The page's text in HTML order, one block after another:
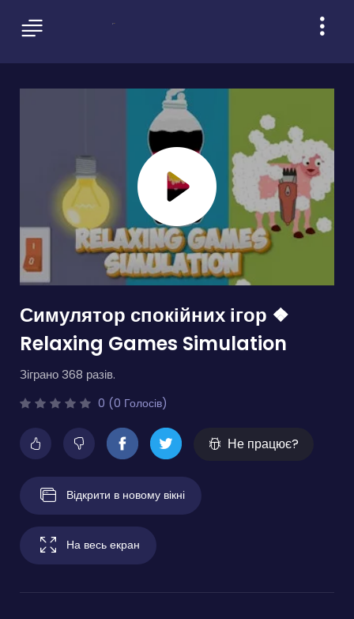
Симулятор спокійних ігор ❖
Relaxing Games Simulation
Зіграно 368 разів.
0 (0 Голосів)
Не працює?
Відкрити в новому вікні
На весь екран